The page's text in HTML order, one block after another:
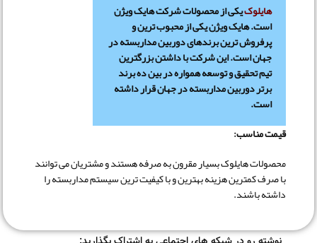
هایلوکیکی از محصولات شرکت هایک ویژن
است. هایک ویژن یکی از محبوب ترین و
پرفروش ترین برندهای دوربین مداربسته در
جهان است. این شرکت با داشتن بزرگترین
تیم تحقیق و توسعه همواره در بین ده برند
برتر دوربین مداربسته در جهان قرار داشته
است.
قیمت مناسب:
محصولات هایلوک بسیار مقرون به صرفه هستند و مشتریان می توانند
با صرف کمترین هزینه بهترین و با کیفیت ترین سیستم مداربسته را
داشته باشند.